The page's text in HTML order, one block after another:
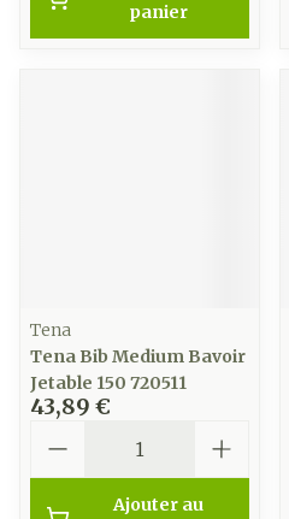
panier
Tena
Tena Bib Medium Bavoir
Jetable 150 720511
43,89 €
Ajouter au